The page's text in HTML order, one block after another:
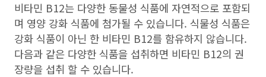
비타민 B12는 다양한 동물성 식품에 자연적으로 포함되
며 영양 강화 식품에 첨가될 수 있습니다. 식물성 식품은
강화 식품이 아닌 한 비타민 B12를 함유하지 않습니다.
다음과 같은 다양한 식품을 섭취하면 비타민 B12의 권
장량을 섭취 할 수 있습니다.